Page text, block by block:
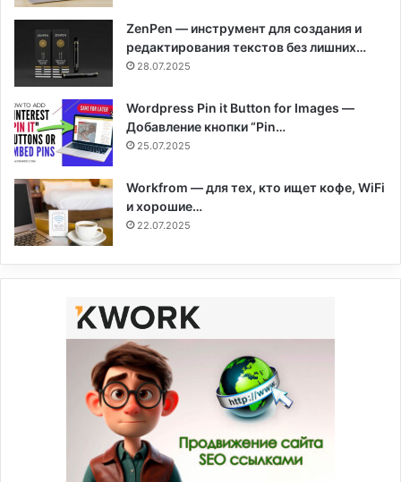
ZenPen — инструмент для создания и
редактирования текстов без лишних…
28.07.2025
Wordpress Pin it Button for Images —
Добавление кнопки “Pin…
25.07.2025
Workfrom — для тех, кто ищет кофе, WiFi
и хорошие…
22.07.2025